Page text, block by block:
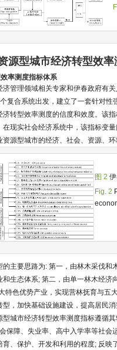
源型城市经济转型效率
率测度指标体系
济管理领域相关专家和伊春政府有
复合系统出发，建立了一套针对
济转型效率测度的信度和效度。该
在现实社会经济系统中，该指标变
资源型城市的经济、社会、资源、
图 2
Fig. 2
的主要思路为: 第一，由林木采伐
和生态体系; 第二，由单一林木经
特色优势产业，实现营林抚育与五
型，加快基础设施建设，提高居民
型城市经济转型效率测度指标遵循
保障、失业率、高中入学率等社
育、保护、开发和利用的程度; 反映